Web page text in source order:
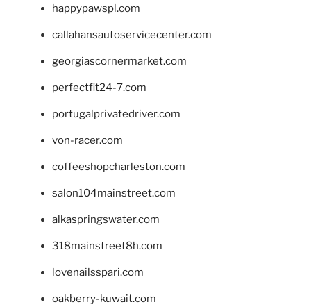
happypawspl.com
callahansautoservicecenter.com
georgiascornermarket.com
perfectfit24-7.com
portugalprivatedriver.com
von-racer.com
coffeeshopcharleston.com
salon104mainstreet.com
alkaspringswater.com
318mainstreet8h.com
lovenailsspari.com
oakberry-kuwait.com